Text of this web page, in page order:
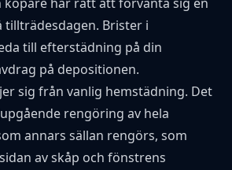
tillträdesdagen. Brister i
till efterstädning på din
på depositionen.
sig från vanlig hemstädning. Det
rengöring av hela
annars sällan rengörs, som
av skåp och fönstrens